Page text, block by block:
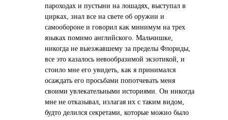
пароходах и пустыни на лошадях, выступал в
цирках, знал все на свете об оружии и
самообороне и говорил как минимум на трех
языках помимо английского. Мальчишке,
никогда не выезжавшему за пределы Флориды,
все это казалось невообразимой экзотикой, и
стоило мне его увидеть, как я принимался
осаждать его просьбами попотчевать меня
своими увлекательными историями. Он никогда
мне не отказывал, излагая их с таким видом,
будто делился секретами, которые можно было